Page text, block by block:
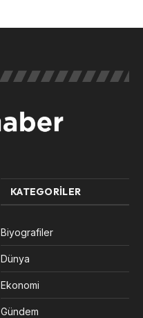
KATEGORILER
Biyografiler
Dünya
Ekonomi
Gündem